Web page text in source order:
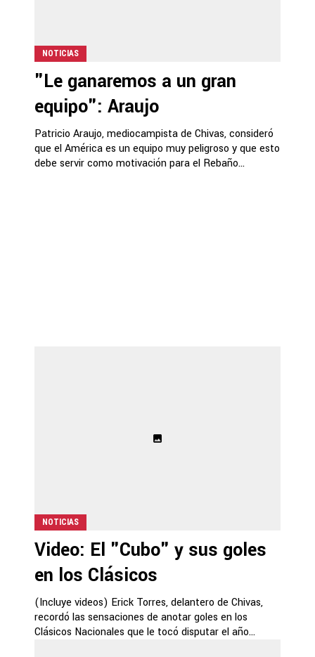
NOTICIAS
"Le ganaremos a un gran
equipo": Araujo
Patricio Araujo, mediocampista de Chivas, consideró
que el América es un equipo muy peligroso y que esto
debe servir como motivación para el Rebaño...
NOTICIAS
Video: El "Cubo" y sus goles
en los Clásicos
(Incluye videos) Erick Torres, delantero de Chivas,
recordó las sensaciones de anotar goles en los
Clásicos Nacionales que le tocó disputar el año...